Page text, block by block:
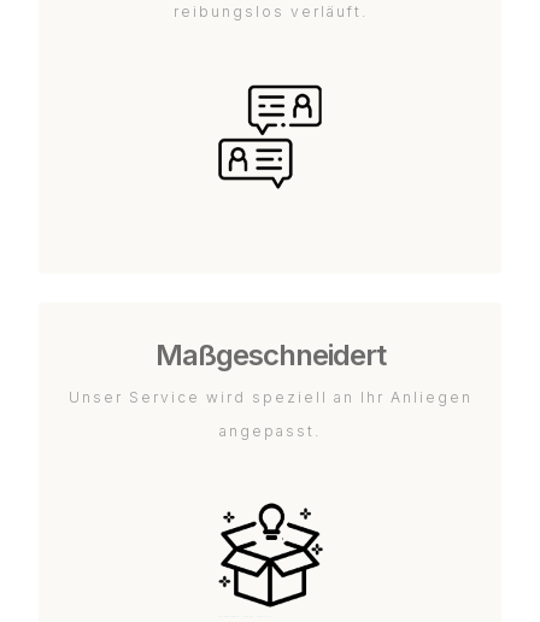
reibungslos verläuft.
Maßgeschneidert
Unser Service wird speziell an Ihr Anliegen
angepasst.